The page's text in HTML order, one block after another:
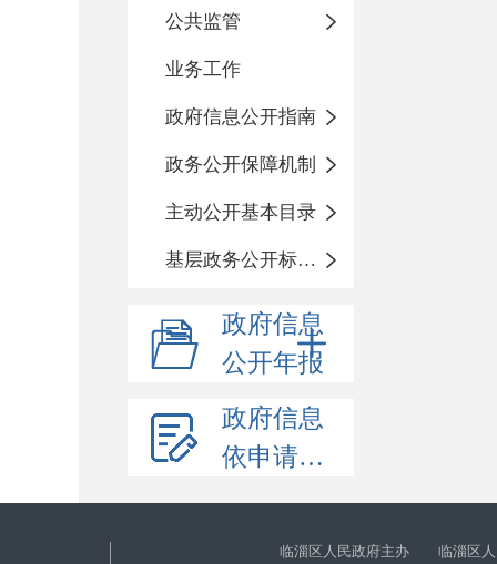
公共监管
业务工作
政府信息公开指南
政务公开保障机制
主动公开基本目录
基层政务公开标准化目录
政府信息
公开年报
政府信息
依申请公开
临淄区人民政府主办 临淄区人